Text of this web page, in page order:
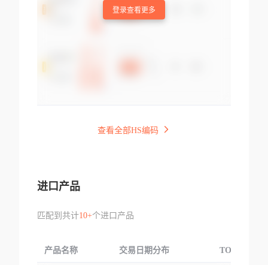
登录查看更多
查看全部HS编码
进口产品
匹配到共计10+个进口产品
产品名称 交易日期分布 TOP3交易国